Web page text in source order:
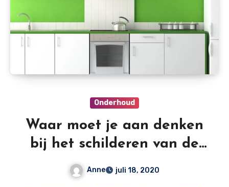
Onderhoud
Waar moet je aan denken
bij het schilderen van de
achterwand in de keuken?
Anne juli 18, 2020